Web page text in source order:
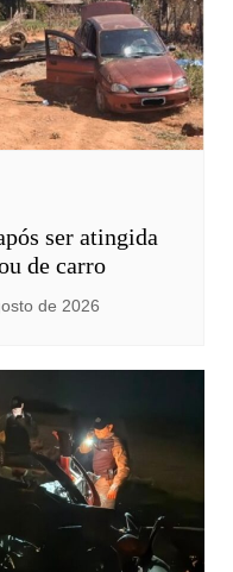
ser atingida
de carro
de 2026